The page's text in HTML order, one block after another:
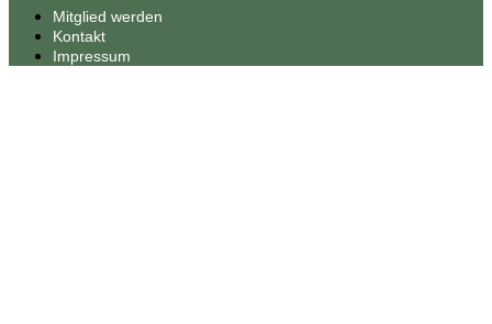
Mitglied werden
Kontakt
Impressum